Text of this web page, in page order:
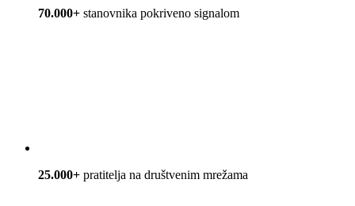
70.000+ stanovnika pokriveno signalom
25.000+ pratitelja na društvenim mrežama